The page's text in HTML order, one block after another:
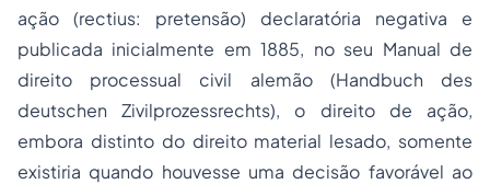
ação (rectius: pretensão) declaratória negativa e
publicada inicialmente em 1885, no seu Manual de
direito processual civil alemão (Handbuch des
deutschen Zivilprozessrechts), o direito de ação,
embora distinto do direito material lesado, somente
existiria quando houvesse uma decisão favorável ao